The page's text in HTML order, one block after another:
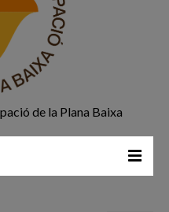
de la Plana Baixa